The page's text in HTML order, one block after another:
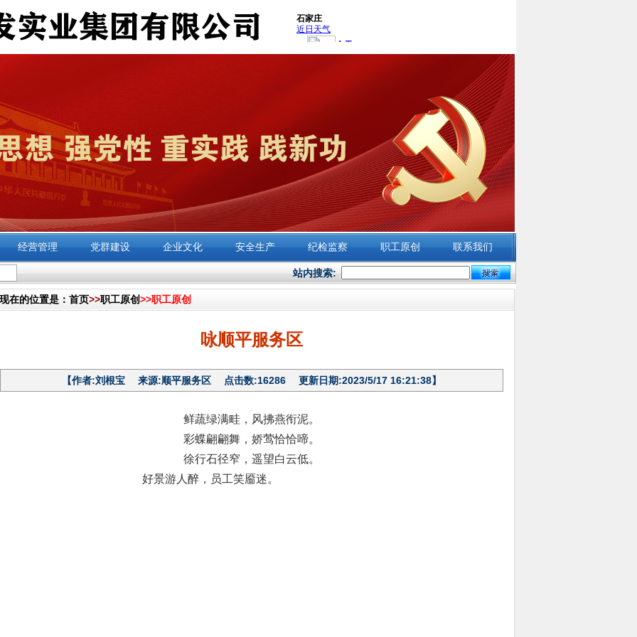
经营管理 党群建设 企业文化 安全生产 纪检监察 职工原创 联系我们
站内搜索:
在的位置是： 首页>>职工原创>>职工原创
咏顺平服务区
【作者:刘根宝 来源:顺平服务区 点击数:16286 更新日期:2023/5/17 16:21:38】
鲜蔬绿满畦，风拂燕衔泥。
彩蝶翩翩舞，娇莺恰恰啼。
徐行石径窄，遥望白云低。
好景游人醉，员工笑靥迷。